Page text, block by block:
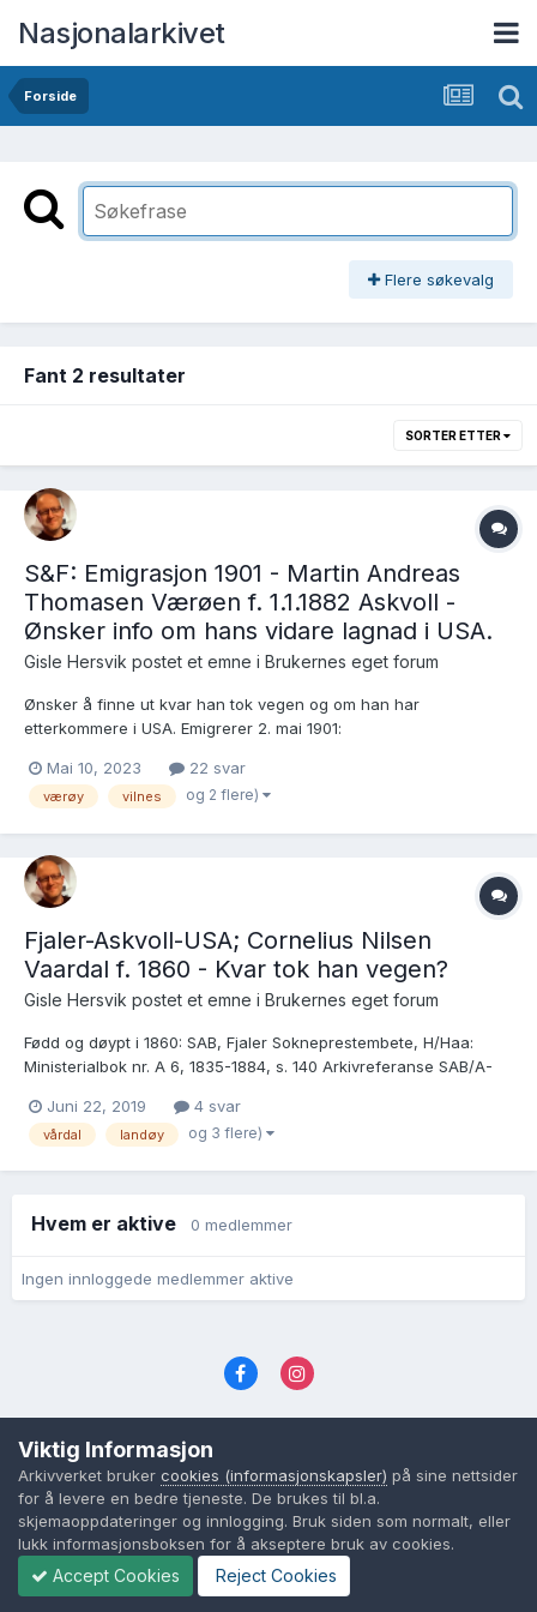
Nasjonalarkivet
Forside
Flere søkevalg
Fant 2 resultater
SORTER ETTER
S&F: Emigrasjon 1901 - Martin Andreas
Thomasen Værøen f. 1.1.1882 Askvoll -
Ønsker info om hans vidare lagnad i USA.
Gisle Hersvik postet et emne i Brukernes eget forum
Ønsker å finne ut kvar han tok vegen og om han har
etterkommere i USA. Emigrerer 2. mai 1901:
kan evt bruke eith etternavn i ein form av Værøy eller Landøy.
FT1900: https://www.digitalarkivet.no/census/person/pf01037...
Mai 10, 2023 22 svar
værøy vilnes og 2 flere)
Fjaler-Askvoll-USA; Cornelius Nilsen
Vaardal f. 1860 - Kvar tok han vegen?
Gisle Hersvik postet et emne i Brukernes eget forum
Fødd og døypt i 1860: SAB, Fjaler Sokneprestembete, H/Haa:
Ministerialbok nr. A 6, 1835-1884, s. 140 Arkivreferanse SAB/A-
for sidevisning: https://www.digitalarkivet.no/kb20050818031106
Permanent bildelenke: http:/...
Juni 22, 2019 4 svar
vårdal landøy og 3 flere)
Hvem er aktive 0 medlemmer
Ingen innloggede medlemmer aktive
Cookies (informasjonskapsler)
Powered by Invision Community
Viktig Informasjon
Arkivverket bruker cookies (informasjonskapsler) på sine nettsider
for å levere en bedre tjeneste. De brukes til bl.a.
skjemaoppdateringer og innlogging. Bruk siden som normalt, eller
lukk informasjonsboksen for å akseptere bruk av cookies.
Accept Cookies Reject Cookies